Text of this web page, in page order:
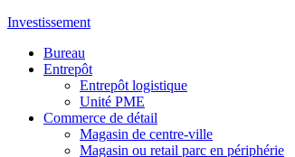
Investissement
Bureau
Entrepôt
Entrepôt logistique
Unité PME
Commerce de détail
Magasin de centre-ville
Magasin ou retail parc en périphérie